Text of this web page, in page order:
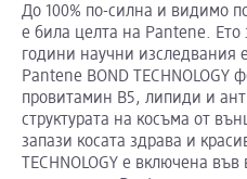
До 100% по-силна и видимо
е била целта на Pantene. Ето
години научни изследвания
Pantene BOND TECHNOLOGY
провитамин B5, липиди и
структурата на косъма от
запази косата здрава и
TECHNOLOGY е включена